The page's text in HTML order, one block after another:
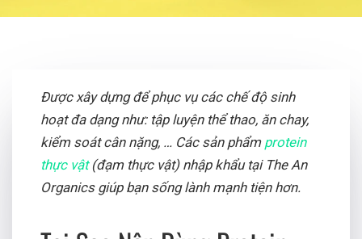
Được xây dựng để phục vụ các chế độ sinh
hoạt đa dạng như: tập luyện thể thao, ăn chay,
kiểm soát cân nặng, … Các sản phẩm protein
thực vật(đạm thực vật) nhập khẩu tại The An
Organics giúp bạn sống lành mạnh tiện hơn.